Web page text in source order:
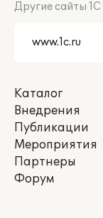
Другие сайты 1С
Каталог
Внедрения
Публикации
Мероприятия
Партнеры
Форум